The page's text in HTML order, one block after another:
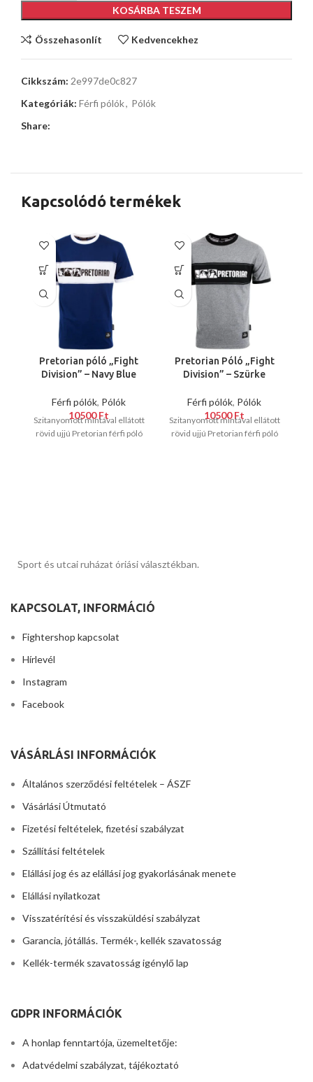
KOSÁRBA TESZEM
Összehasonlít Kedvencekhez
Cikkszám: 2e997de0c827
Kategóriák: Férfi pólók, Pólók
Share:
Kapcsolódó termékek
Pretorian póló „Fight
Division” – Navy Blue
Férfi pólók, Pólók
10500Ft
Szitanyomott mintával ellátott
rövid ujjú Pretorian férfi póló
Pretorian Póló „Fight
Division” – Szürke
Férfi pólók, Pólók
10500Ft
Szitanyomott mintával ellátott
rövid ujjú Pretorian férfi póló
Sport és utcai ruházat óriási választékban.
KAPCSOLAT, INFORMÁCIÓ
Fightershop kapcsolat
Hírlevél
Instagram
Facebook
VÁSÁRLÁSI INFORMÁCIÓK
Általános szerződési feltételek – ÁSZF
Vásárlási Útmutató
Fizetési feltételek, fizetési szabályzat
Szállítási feltételek
Elállási jog és az elállási jog gyakorlásának menete
Elállási nyilatkozat
Visszatérítési és visszaküldési szabályzat
Garancia, jótállás. Termék-, kellék szavatosság
Kellék-termék szavatosság igénylő lap
GDPR INFORMÁCIÓK
A honlap fenntartója, üzemeltetője:
Adatvédelmi szabályzat, tájékoztató